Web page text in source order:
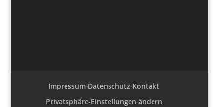
Impressum-Datenschutz-Kontakt
Privatsphäre-Einstellungen ändern